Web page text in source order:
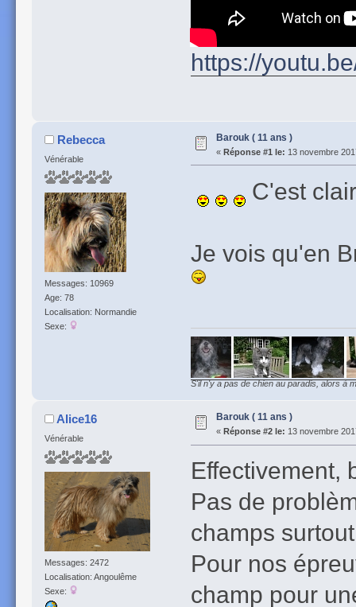
https://
Rebecca
Vénérable
Messages: 10969
Age: 78
Localisation: Normandie
Sexe:
Barouk ( 11 ans )
« Réponse #1 le: 13 novembre
C'est
Je vois qu'en
S'il n'y a pas de chien au paradis, alors à
Alice16
Vénérable
Messages: 2472
Localisation: Angoulême
Sexe:
Barouk ( 11 ans )
« Réponse #2 le: 13 novembre
Effectivement,
Pas de
champs
Pour nos
champ pour